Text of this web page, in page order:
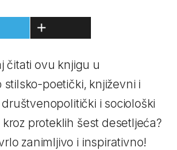
čitati ovu knjigu u
stilsko-poetički, književni i
i sociološki
proteklih šest desetljeća?
zanimljivo i inspirativno!